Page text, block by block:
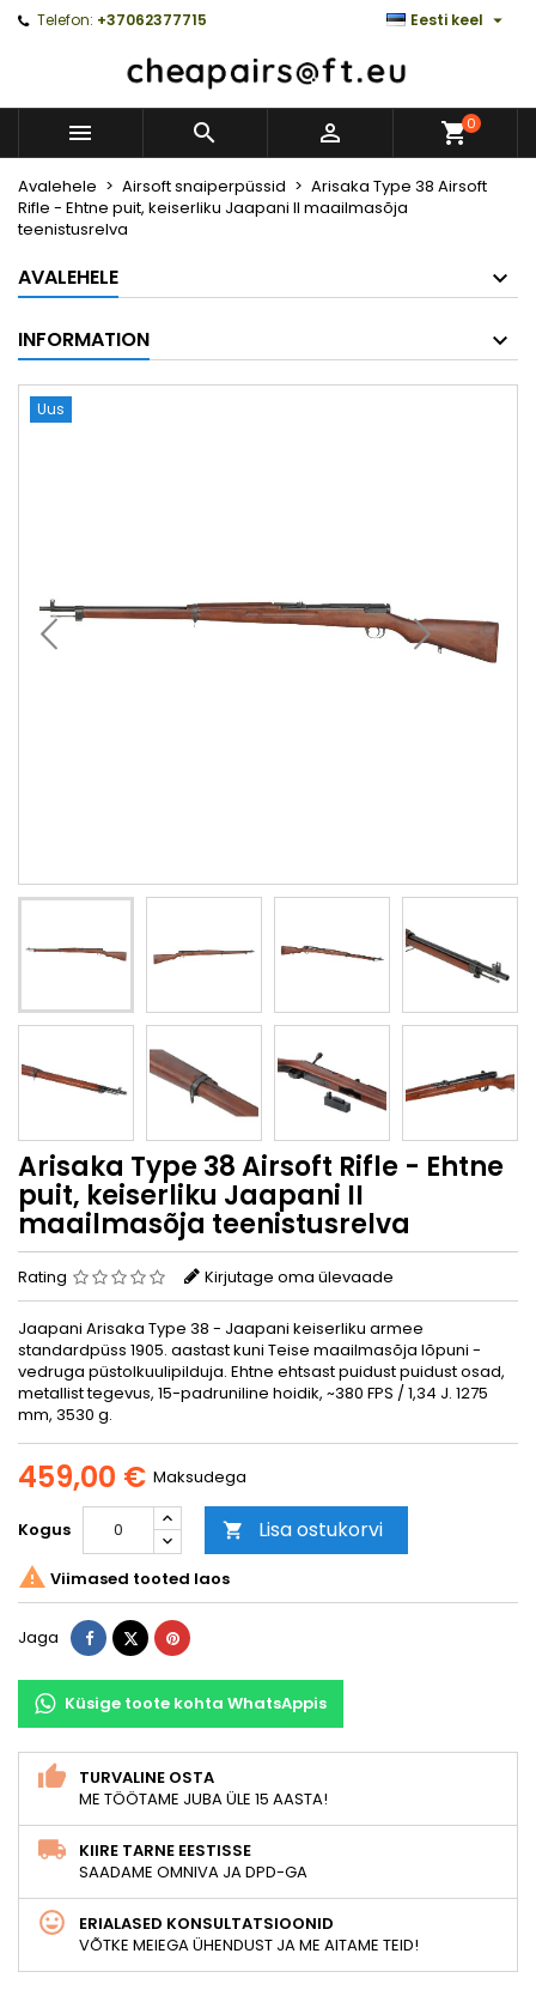
Telefon: +37062377715 Eesti keel 
   0
Avalehele Airsoft snaiperpüssid
Arisaka Type 38 Airsoft
Rifle - Ehtne puit, keiserliku Jaapani II maailmasõja
teenistusrelva
AVALEHELE
INFORMATION
Uus
Arisaka Type 38 Airsoft Rifle - Ehtne
puit, keiserliku Jaapani II
maailmasõja teenistusrelva
Rating Kirjutage oma ülevaade
Jaapani Arisaka Type 38 - Jaapani keiserliku armee
standardpüss 1905. aastast kuni Teise maailmasõja lõpuni -
vedruga püstolkuulipilduja. Ehtne ehtsast puidust puidust osad,
metallist tegevus, 15-padruniline hoidik, ~380 FPS / 1,34 J. 1275
mm, 3530 g.
459,00 € Maksudega
Kogus  Lisa ostukorvi
 Viimased tooted laos
Jaga Jaga TweetPinterest
Küsige toote kohta WhatsAppis
TURVALINE OSTA
ME TÖÖTAME JUBA ÜLE 15 AASTA!
KIIRE TARNE EESTISSE
SAADAME OMNIVA JA DPD-GA
ERIALASED KONSULTATSIOONID
VÕTKE MEIEGA ÜHENDUST JA ME AITAME TEID!